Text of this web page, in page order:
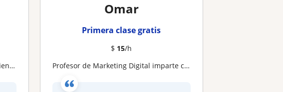
Omar
Primera clase gratis
$ 15/h
Profesor de Marketing Digital imparte clases a jovenes desde los 22 hasta los 40 años